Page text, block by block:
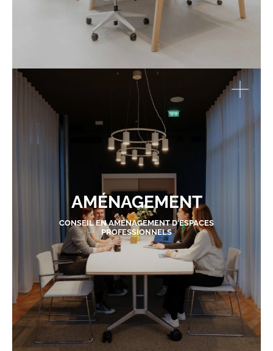
AMÉNAGEMENT
CONSEIL EN AMÉNAGEMENT D'ESPACES
PROFESSIONNELS